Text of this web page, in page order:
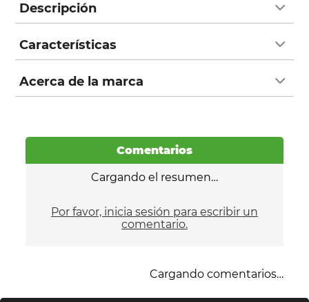
Descripción
Características
Acerca de la marca
Comentarios
Cargando el resumen…
Por favor, inicia sesión para escribir un
comentario.
Cargando comentarios…